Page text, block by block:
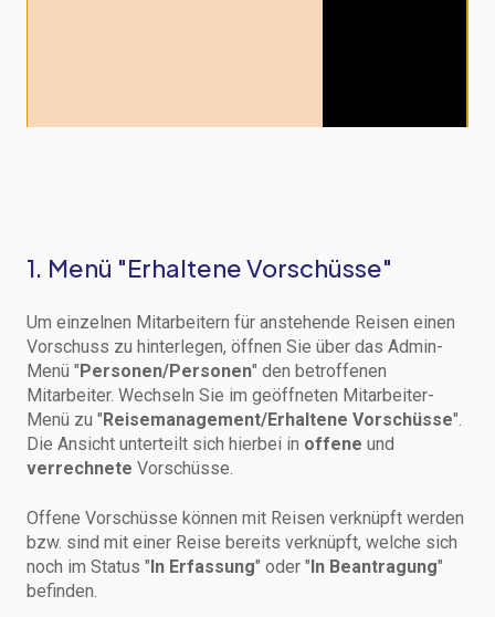
1. Menü "Erhaltene Vorschüsse"
Um einzelnen Mitarbeitern für anstehende Reisen einen
Vorschuss zu hinterlegen, öffnen Sie über das Admin-
Menü " Personen/Personen" den betroffenen
Mitarbeiter. Wechseln Sie im geöffneten Mitarbeiter-
Menü zu " Reisemanagement/Erhaltene Vorschüsse".
Die Ansicht unterteilt sich hierbei in offene und
verrechnete Vorschüsse.
Offene Vorschüsse können mit Reisen verknüpft werden
bzw. sind mit einer Reise bereits verknüpft, welche sich
noch im Status "In Erfassung" oder "In Beantragung"
befinden.